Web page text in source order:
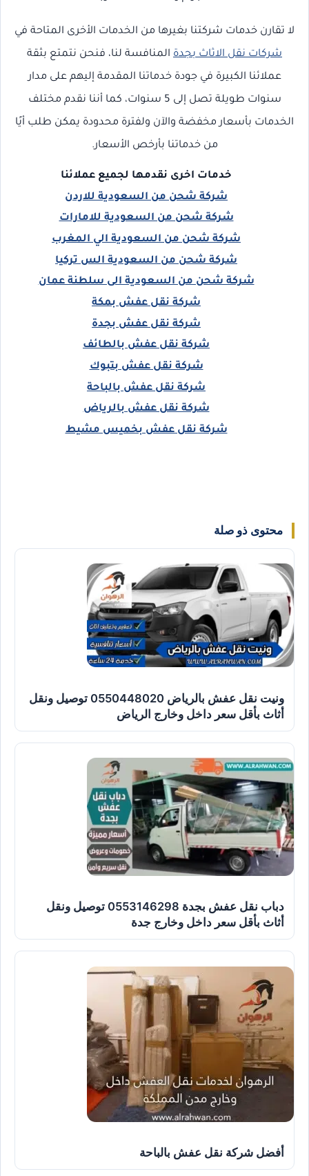
لا تقارن خدمات شركتنا بغيرها من الخدمات الأخرى المتاحة في
شركات نقل الاثاث بجدة المنافسة لنا، فنحن نتمتع بثقة
عملائنا الكبيرة في جودة خدماتنا المقدمة إليهم على مدار
سنوات طويلة تصل إلى 5 سنوات، كما أننا نقدم مختلف
الخدمات بأسعار مخفضة والآن ولفترة محدودة يمكن طلب أيًا
من خدماتنا بأرخص الأسعار.
خدمات اخرى نقدمها لجميع عملائنا
شركة شحن من السعودية للاردن
شركة شحن من السعودية للامارات
شركة شحن من السعودية الي المغرب
شركة شحن من السعودية الس تركيا
شركة شحن من السعودية الى سلطنة عمان
شركة نقل عفش بمكة
شركة نقل عفش بجدة
شركة نقل عفش بالطائف
شركة نقل عفش بتبوك
شركة نقل عفش بالباحة
شركة نقل عفش بالرياض
شركة نقل عفش بخميس مشيط
محتوى ذو صلة
ونيت نقل عفش بالرياض 0550448020 توصيل ونقل
أثاث بأقل سعر داخل وخارج الرياض
دباب نقل عفش بجدة 0553146298 توصيل ونقل
أثاث بأقل سعر داخل وخارج جدة
أفضل شركة نقل عفش بالباحة